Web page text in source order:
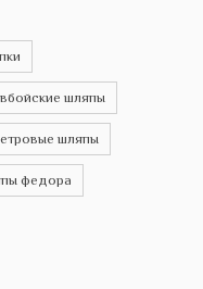
шляпы
шляпы
федора